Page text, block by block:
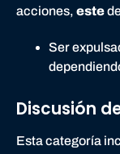
acciones, este
Ser
Discusión
Esta categoría